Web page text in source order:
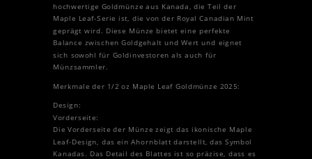
hochwertige Goldmünze aus Kanada, die Teil der
Maple Leaf-Serie ist, die von der Royal Canadian Mint
geprägt wird. Diese Münze bietet eine perfekte
Balance zwischen Goldgehalt und Wert und eignet
sich sowohl für Goldinvestoren als auch für
Münzsammler.
Merkmale der 1/2 oz Maple Leaf Goldmünze 2025:
Design:
Vorderseite:
Die Vorderseite der Münze zeigt das ikonische Maple
Leaf-Design, das ein Ahornblatt darstellt, das Symbol
Kanadas. Das Detail des Blattes ist so präzise, dass es